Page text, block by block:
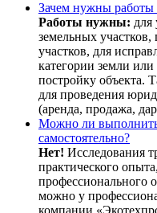
Зачем нужны работы
Работы нужны: для
земельных
участков, для
категории земли
постройку объекта.
для проведения
(аренда, продажа,
Можно ли выполнить
самостоятельно?
Нет! Исследования
практического
профессионального
можно у
компании